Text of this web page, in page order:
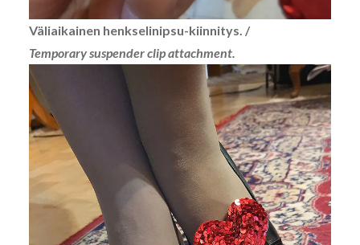
Väliaikainen henkselinipsu-kiinnitys. /
Temporary suspender clip attachment.